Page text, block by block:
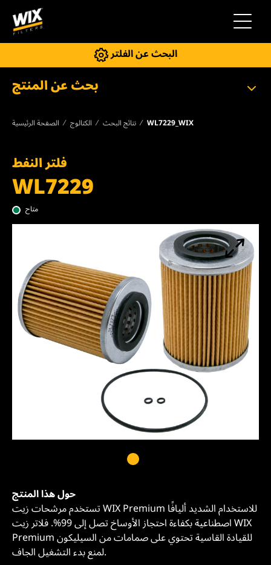
التنقل
البحث عن الفلتر
بحث عن المنتج
الصفحة الرئيسية الكتالوج نتائج البحث WL7229_WIX
فلتر النفط
WL7229
متاح
حول هذا المنتج
تستخدم مرشحات زيت WIX Premium للاستخدام الشديد أليافًا
اصطناعية بكفاءة احتجاز الأوساخ تصل إلى 99%. فلاتر زيت WIX
Premium للقيادة القاسية تحتوي على صمامات من السيليكون
لمنع بدء التشغيل الجاف.